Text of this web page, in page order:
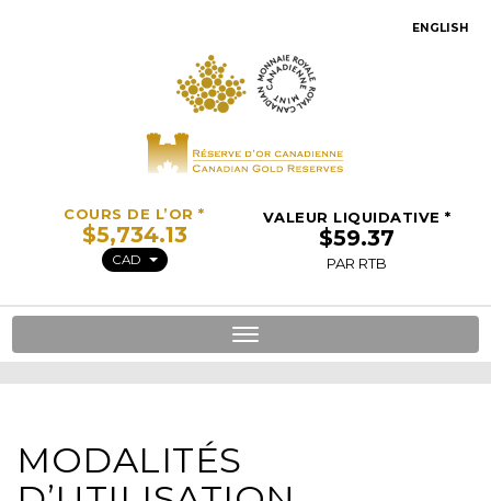
COURS DE L’OR *
CAD
VALEUR LIQUIDATIVE *
PAR RTB
ENGLISH
Toggle
navigation
MODALITÉS